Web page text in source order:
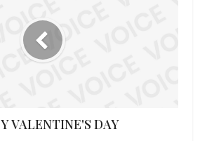
VALENTINE'S DAY